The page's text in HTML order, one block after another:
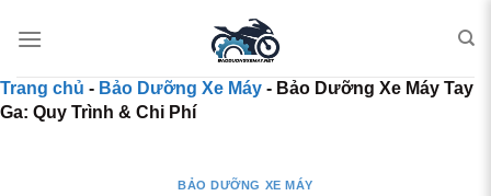
Trang chủ - Bảo Dưỡng Xe Máy - Bảo Dưỡng Xe Máy Tay
Ga: Quy Trình & Chi Phí
BẢO DƯỠNG XE MÁY